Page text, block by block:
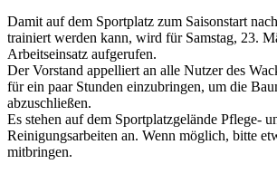
Damit auf dem Sportplatz zum Saisonstart
trainiert werden kann, wird für Samstag, 23.
Arbeitseinsatz aufgerufen.
Der Vorstand appelliert an alle Nutzer des
für ein paar Stunden einzubringen, um die
abzuschließen.
Es stehen auf dem Sportplatzgelände Pflege-
Reinigungsarbeiten an. Wenn möglich, bitte
mitbringen.